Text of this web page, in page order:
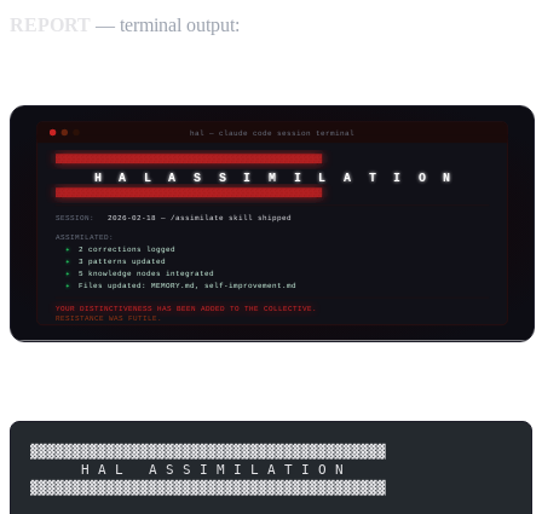
REPORT — terminal output:
▓▓▓▓▓▓▓▓▓▓▓▓▓▓▓▓▓▓▓▓▓▓▓▓▓▓▓▓▓▓▓▓▓▓▓▓▓▓▓▓▓▓
      H A L   A S S I M I L A T I O N
▓▓▓▓▓▓▓▓▓▓▓▓▓▓▓▓▓▓▓▓▓▓▓▓▓▓▓▓▓▓▓▓▓▓▓▓▓▓▓▓▓▓